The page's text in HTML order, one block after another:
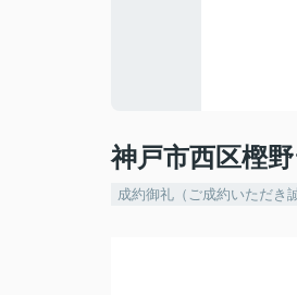
神戸市西区樫
成約御礼（ご成約いただき